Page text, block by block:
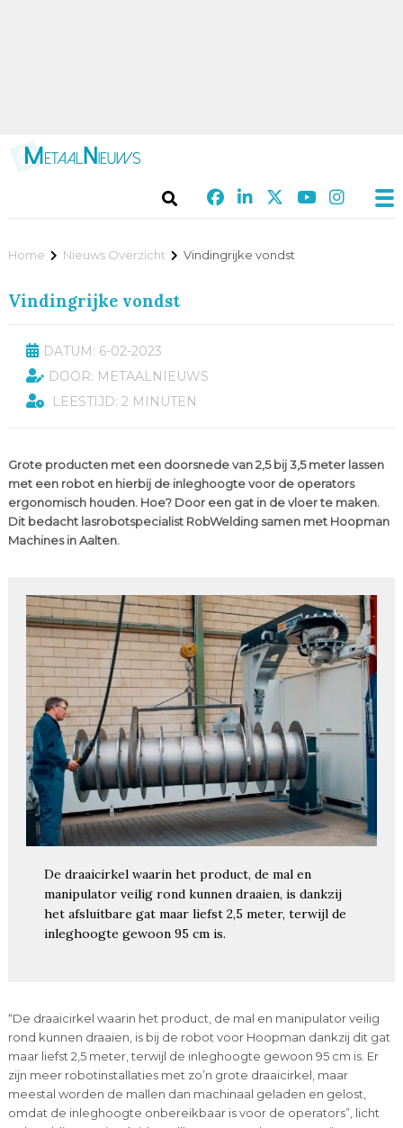
Home Nieuws Overzicht Vindingrijke vondst
Vindingrijke vondst
DATUM: 6-02-2023
DOOR: METAALNIEUWS
LEESTIJD: 2 MINUTEN
Grote producten met een doorsnede van 2,5 bij 3,5 meter lassen
met een robot en hierbij de inleghoogte voor de operators
ergonomisch houden. Hoe? Door een gat in de vloer te maken.
Dit bedacht lasrobotspecialist RobWelding samen met Hoopman
Machines in Aalten.
De draaicirkel waarin het product, de mal en
manipulator veilig rond kunnen draaien, is dankzij
het afsluitbare gat maar liefst 2,5 meter, terwijl de
inleghoogte gewoon 95 cm is.
“De draaicirkel waarin het product, de mal en manipulator veilig
rond kunnen draaien, is bij de robot voor Hoopman dankzij dit gat
maar liefst 2,5 meter, terwijl de inleghoogte gewoon 95 cm is. Er
zijn meer robotinstallaties met zo’n grote draaicirkel, maar
meestal worden de mallen dan machinaal geladen en gelost,
omdat de inleghoogte onbereikbaar is voor de operators”, licht